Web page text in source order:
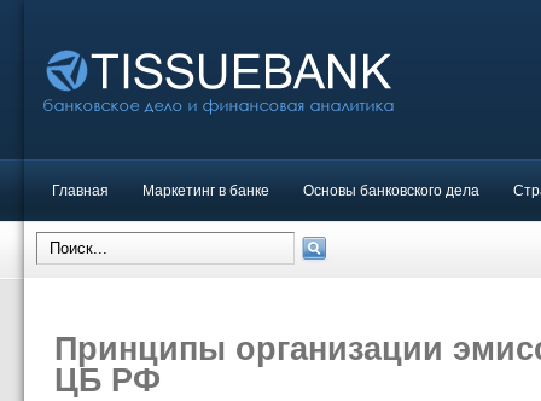
Главная Маркетинг в банке Основы банковского дела
Принципы организации
ЦБ РФ